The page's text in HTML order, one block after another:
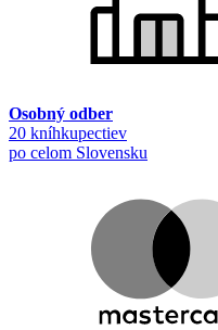
Osobný odber
20 kníhkupectiev
po celom Slovensku